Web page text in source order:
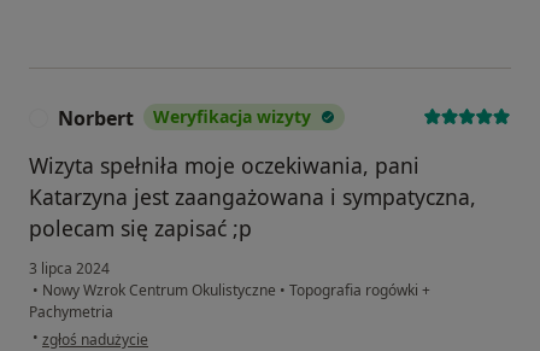
Norbert Weryfikacja wizyty
Wizyta spełniła moje oczekiwania, pani
Katarzyna jest zaangażowana i sympatyczna,
polecam się zapisać ;p
3 lipca 2024
• Nowy Wzrok Centrum Okulistyczne • Topografia rogówki +
Pachymetria
• w opinii użytkownika Norbert
zgłoś nadużycie